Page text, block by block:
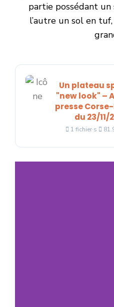
partie possédant
l’autre un sol en
Un plateau
"new look" –
presse
du 23/11/
1 fichier·s